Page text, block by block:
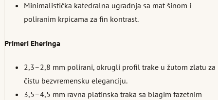
Minimalistička katedralna ugradnja sa mat šinom i
poliranim krpicama za fin kontrast.
Primeri Eheringa
2,3–2,8 mm polirani, okrugli profil trake u žutom zlatu za
čistu bezvremensku eleganciju.
3,5–4,5 mm ravna platinska traka sa blagim fazetnim